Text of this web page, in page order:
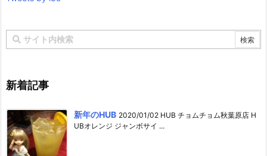
新着記事
新年のHUB 2020/01/02 HUB チョムチョム秋葉原店 H
UBオレンジ ジャンボサイ ...